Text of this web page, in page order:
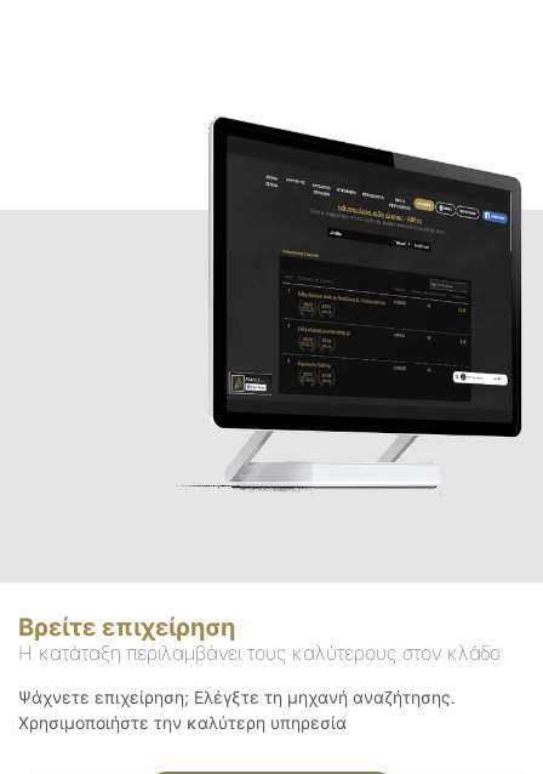
Βρείτε επιχείρηση
Η κατάταξη περιλαμβάνει τους καλύτερους στον κλάδο
Ψάχνετε επιχείρηση; Ελέγξτε τη μηχανή αναζήτησης.
Χρησιμοποιήστε την καλύτερη υπηρεσία